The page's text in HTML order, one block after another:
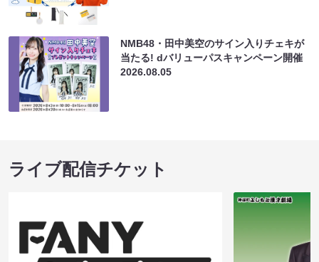
NMB48・田中美空のサイン入りチェキが
当たる! dバリューパスキャンペーン開催
2026.08.05
ライブ配信チケット